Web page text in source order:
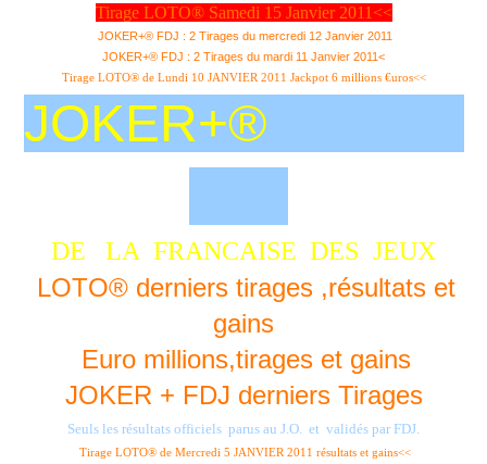
Tirage LOTO® Samedi 15 Janvier 2011<<
JOKER+® FDJ : 2 Tirages du mercredi 12 Janvier 2011
JOKER+® FDJ : 2 Tirages du mardi 11 Janvier 2011<
Tirage LOTO® de Lundi 10 JANVIER 2011 Jackpot 6 millions €uros<<
JOKER+®
DE LA FRANCAISE DES JEUX
LOTO® derniers tirages ,résultats et
gains
Euro millions,tirages et gains
JOKER + FDJ derniers Tirages
Seuls les résultats officiels parus au J.O. et validés par FDJ.
Tirage LOTO® de Mercredi 5 JANVIER 2011 résultats et gains<<